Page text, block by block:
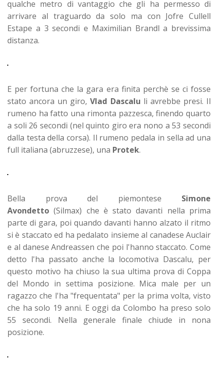
qualche metro di vantaggio che gli ha permesso di
arrivare al traguardo da solo ma con Jofre Cullell
Estape a 3 secondi e Maximilian Brandl a brevissima
distanza.
E per fortuna che la gara era finita perchè se ci fosse
stato ancora un giro,Vlad Dascalu li avrebbe presi. Il
rumeno ha fatto una rimonta pazzesca, finendo quarto
a soli 26 secondi (nel quinto giro era nono a 53 secondi
dalla testa della corsa). Il rumeno pedala in sella ad una
full italiana (abruzzese), una Protek.
Bella prova del piemontese Simone
Avondetto (Silmax) che è stato davanti nella prima
parte di gara, poi quando davanti hanno alzato il ritmo
si è staccato ed ha pedalato insieme al canadese Auclair
e al danese Andreassen che poi l'hanno staccato. Come
detto l'ha passato anche la locomotiva Dascalu, per
questo motivo ha chiuso la sua ultima prova di Coppa
del Mondo in settima posizione. Mica male per un
ragazzo che l'ha "frequentata" per la prima volta, visto
che ha solo 19 anni. E oggi da Colombo ha preso solo
55 secondi. Nella generale finale chiude in nona
posizione.